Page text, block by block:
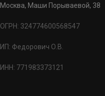
Москва, Маши Порываевой, 38
ОГРН: 324774600568547
ИП: Федорович О.В.
ИНН: 771983373121